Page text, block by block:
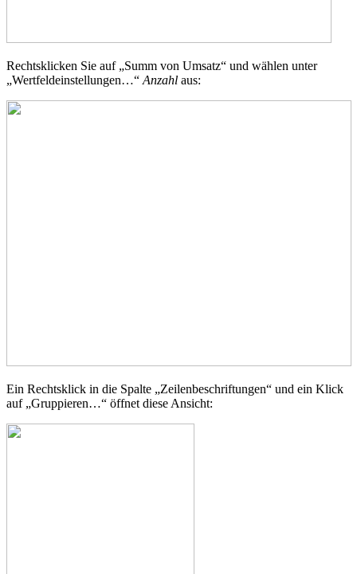
Rechtsklicken Sie auf „Summ von Umsatz“ und wählen unter
„Wertfeldeinstellungen…“ Anzahl aus:
Ein Rechtsklick in die Spalte „Zeilenbeschriftungen“ und ein Klick
auf „Gruppieren…“ öffnet diese Ansicht: